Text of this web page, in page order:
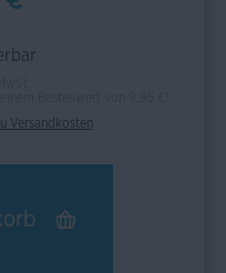
Versandkosten